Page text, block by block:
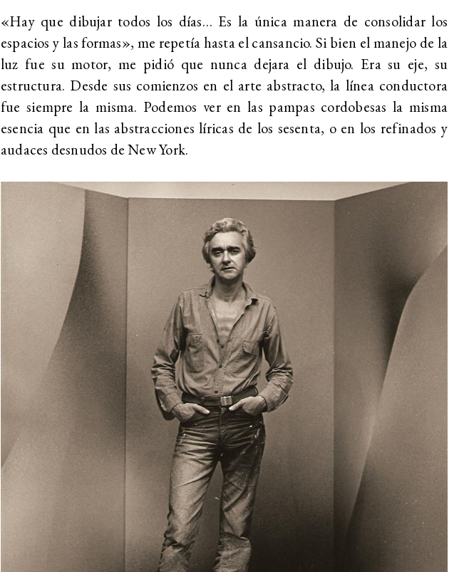
«Hay que dibujar todos los días… Es la única manera de consolidar los
espacios y las formas», me repetía hasta el cansancio. Si bien el manejo de la
luz fue su motor, me pidió que nunca dejara el dibujo. Era su eje, su
estructura. Desde sus comienzos en el arte abstracto, la línea conductora
fue siempre la misma. Podemos ver en las pampas cordobesas la misma
esencia que en las abstracciones líricas de los sesenta, o en los refinados y
audaces desnudos de New York.